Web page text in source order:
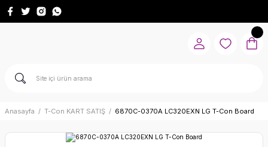
Anasayfa T-Con KART SATIŞ 6870C-0370A LC320EXN LG T-Con Board